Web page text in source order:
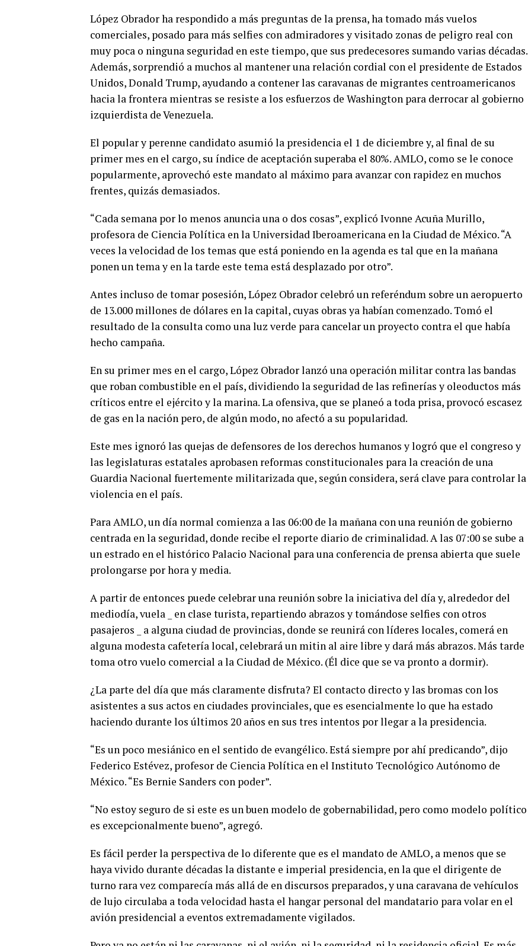
López Obrador ha respondido a más preguntas de la prensa, ha tomado más vuelos
comerciales, posado para más selfies con admiradores y visitado zonas de peligro real con
muy poca o ninguna seguridad en este tiempo, que sus predecesores sumando varias décadas.
Además, sorprendió a muchos al mantener una relación cordial con el presidente de Estados
Unidos, Donald Trump, ayudando a contener las caravanas de migrantes centroamericanos
hacia la frontera mientras se resiste a los esfuerzos de Washington para derrocar al gobierno
izquierdista de Venezuela.
El popular y perenne candidato asumió la presidencia el 1 de diciembre y, al final de su
primer mes en el cargo, su índice de aceptación superaba el 80%. AMLO, como se le conoce
popularmente, aprovechó este mandato al máximo para avanzar con rapidez en muchos
frentes, quizás demasiados.
“Cada semana por lo menos anuncia una o dos cosas”, explicó Ivonne Acuña Murillo,
profesora de Ciencia Política en la Universidad Iberoamericana en la Ciudad de México. “A
veces la velocidad de los temas que está poniendo en la agenda es tal que en la mañana
ponen un tema y en la tarde este tema está desplazado por otro”.
Antes incluso de tomar posesión, López Obrador celebró un referéndum sobre un aeropuerto
de 13.000 millones de dólares en la capital, cuyas obras ya habían comenzado. Tomó el
resultado de la consulta como una luz verde para cancelar un proyecto contra el que había
hecho campaña.
En su primer mes en el cargo, López Obrador lanzó una operación militar contra las bandas
que roban combustible en el país, dividiendo la seguridad de las refinerías y oleoductos más
críticos entre el ejército y la marina. La ofensiva, que se planeó a toda prisa, provocó escasez
de gas en la nación pero, de algún modo, no afectó a su popularidad.
Este mes ignoró las quejas de defensores de los derechos humanos y logró que el congreso y
las legislaturas estatales aprobasen reformas constitucionales para la creación de una
Guardia Nacional fuertemente militarizada que, según considera, será clave para controlar la
violencia en el país.
Para AMLO, un día normal comienza a las 06:00 de la mañana con una reunión de gobierno
centrada en la seguridad, donde recibe el reporte diario de criminalidad. A las 07:00 se sube a
un estrado en el histórico Palacio Nacional para una conferencia de prensa abierta que suele
prolongarse por hora y media.
A partir de entonces puede celebrar una reunión sobre la iniciativa del día y, alrededor del
mediodía, vuela _ en clase turista, repartiendo abrazos y tomándose selfies con otros
pasajeros _ a alguna ciudad de provincias, donde se reunirá con líderes locales, comerá en
alguna modesta cafetería local, celebrará un mitin al aire libre y dará más abrazos. Más tarde
toma otro vuelo comercial a la Ciudad de México. (Él dice que se va pronto a dormir).
¿La parte del día que más claramente disfruta? El contacto directo y las bromas con los
asistentes a sus actos en ciudades provinciales, que es esencialmente lo que ha estado
haciendo durante los últimos 20 años en sus tres intentos por llegar a la presidencia.
“Es un poco mesiánico en el sentido de evangélico. Está siempre por ahí predicando”, dijo
Federico Estévez, profesor de Ciencia Política en el Instituto Tecnológico Autónomo de
México. “Es Bernie Sanders con poder”.
“No estoy seguro de si este es un buen modelo de gobernabilidad, pero como modelo político
es excepcionalmente bueno”, agregó.
Es fácil perder la perspectiva de lo diferente que es el mandato de AMLO, a menos que se
haya vivido durante décadas la distante e imperial presidencia, en la que el dirigente de
turno rara vez comparecía más allá de en discursos preparados, y una caravana de vehículos
de lujo circulaba a toda velocidad hasta el hangar personal del mandatario para volar en el
avión presidencial a eventos extremadamente vigilados.